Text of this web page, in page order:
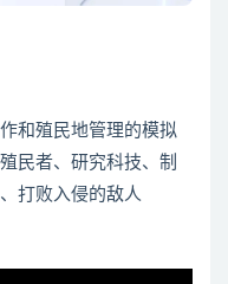
和殖民地管理的模拟
民者、研究科技、制
打败入侵的敌人